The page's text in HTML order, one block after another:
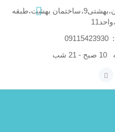
گیلان ، لاهیجان ، شیشه گران،بهشتی9،ساختمان بهشت،طبقه
:
09115423930